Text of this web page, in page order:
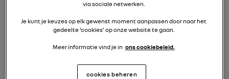
24 maanden
+ € 90 per maand
via sociale netwerken.
Je kunt je keuzes op elk gewenst moment aanpassen door naar het
gedeelte ‘cookies’ op onze website te gaan.
Meer informatie vind je in ons cookiebeleid.
cookies beheren